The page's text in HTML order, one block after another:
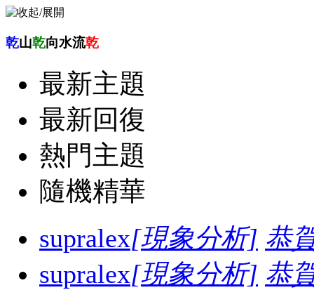
乾山乾向水流乾
最新主題
最新回復
熱門主題
隨機精華
supralex[現象分析] 恭
supralex[現象分析] 恭